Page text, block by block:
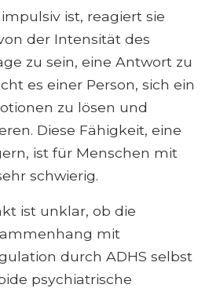
ist, reagiert sie
der Intensität des
zu sein, eine Antwort zu
es einer Person, sich ein
zu lösen und
Diese Fähigkeit, eine
ist für Menschen mit
schwierig.
ist unklar, ob die
mit
durch ADHS selbst
psychiatrische